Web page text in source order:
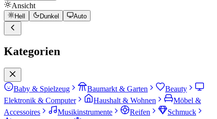
Ansicht
Hell Dunkel Auto
Kategorien
Baby & Spielzeug Baumarkt & Garten
Beauty
Elektronik & Computer
Haushalt & Wohnen
Möbel &
Accessoires
Musikinstrumente Reifen
Schmuck